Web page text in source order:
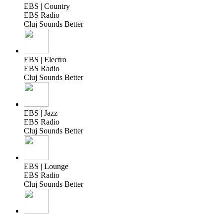
EBS | Country
EBS Radio
Cluj Sounds Better
EBS | Electro
EBS Radio
Cluj Sounds Better
EBS | Jazz
EBS Radio
Cluj Sounds Better
EBS | Lounge
EBS Radio
Cluj Sounds Better